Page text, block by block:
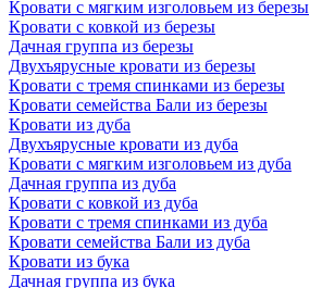
Кровати с мягким изголовьем из березы
Кровати с ковкой из березы
Дачная группа из березы
Двухъярусные кровати из березы
Кровати с тремя спинками из березы
Кровати семейства Бали из березы
Кровати из дуба
Двухъярусные кровати из дуба
Кровати с мягким изголовьем из дуба
Дачная группа из дуба
Кровати с ковкой из дуба
Кровати с тремя спинками из дуба
Кровати семейства Бали из дуба
Кровати из бука
Дачная группа из бука